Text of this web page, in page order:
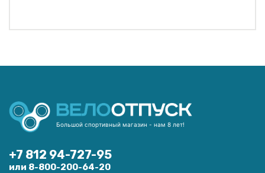
Большой спортивный магазин - нам 8 лет!
+7 812 94-727-95
или 8-800-200-64-20